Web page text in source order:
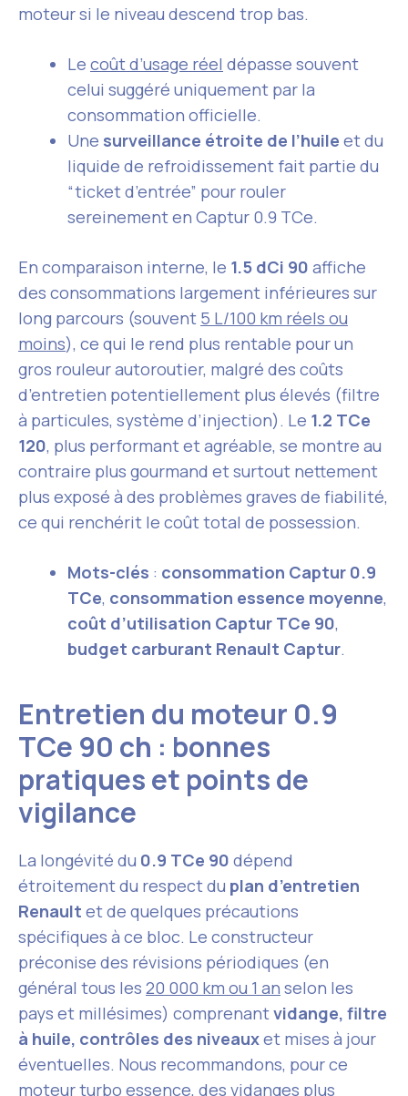
moteur si le niveau descend trop bas.
Le coût d’usage réel dépasse souvent
celui suggéré uniquement par la
consommation officielle.
Une surveillance étroite de l’huile et du
liquide de refroidissement fait partie du
“ticket d’entrée” pour rouler
sereinement en Captur 0.9 TCe.
En comparaison interne, le 1.5 dCi 90 affiche
des consommations largement inférieures sur
long parcours (souvent 5 L/100 km réels ou
moins), ce qui le rend plus rentable pour un
gros rouleur autoroutier, malgré des coûts
d’entretien potentiellement plus élevés (filtre
à particules, système d’injection). Le 1.2 TCe
120, plus performant et agréable, se montre au
contraire plus gourmand et surtout nettement
plus exposé à des problèmes graves de fiabilité,
ce qui renchérit le coût total de possession.
Mots-clés : consommation Captur 0.9
TCe, consommation essence moyenne,
coût d’utilisation Captur TCe 90,
budget carburant Renault Captur.
Entretien du moteur 0.9
TCe 90 ch : bonnes
pratiques et points de
vigilance
La longévité du 0.9 TCe 90 dépend
étroitement du respect du plan d’entretien
Renault et de quelques précautions
spécifiques à ce bloc. Le constructeur
préconise des révisions périodiques (en
général tous les 20 000 km ou 1 an selon les
pays et millésimes) comprenantvidange, filtre
à huile, contrôles des niveauxet mises à jour
éventuelles. Nous recommandons, pour ce
moteur turbo essence, des vidanges plus